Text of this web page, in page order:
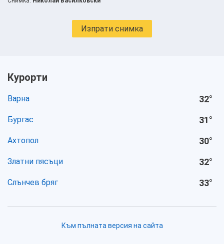
Изпрати снимка
Курорти
Варна 32°
Бургас 31°
Ахтопол 30°
Златни пясъци 32°
Слънчев бряг 33°
Към пълната версия на сайта